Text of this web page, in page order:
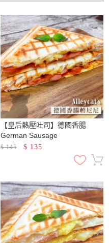
【皇后熱壓吐司】德國香腸
German Sausage
$145 $ 135